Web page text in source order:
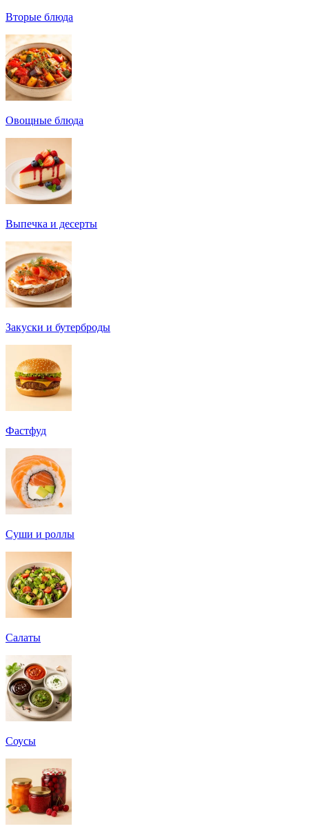
Вторые блюда
Овощные блюда
Выпечка и десерты
Закуски и бутерброды
Фастфуд
Суши и роллы
Салаты
Соусы